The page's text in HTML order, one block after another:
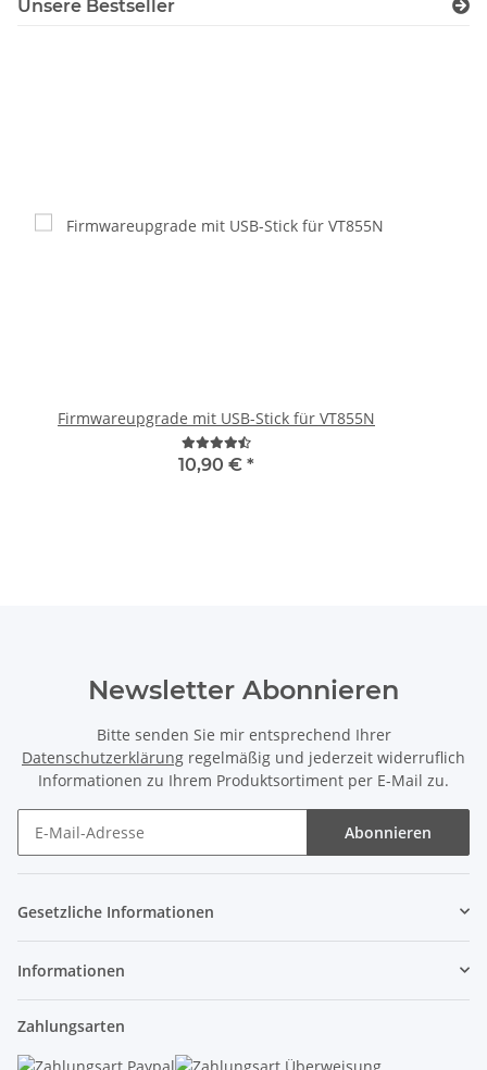
Unsere Bestseller
Firmwareupgrade mit USB-Stick für VT855N
10,90 € *
Newsletter Abonnieren
Bitte senden Sie mir entsprechend Ihrer
Datenschutzerklärung regelmäßig und jederzeit widerruflich
Informationen zu Ihrem Produktsortiment per E-Mail zu.
Abonnieren
Gesetzliche Informationen
Informationen
Zahlungsarten